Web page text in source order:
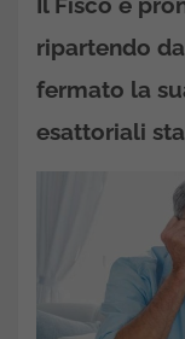
ripartendo
fermato la
esattoriali